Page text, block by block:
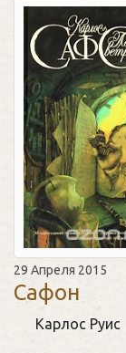
29 Апреля 2015
Сафон
Карлос Руис